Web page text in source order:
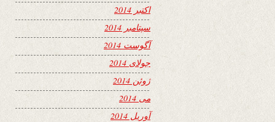
اکتبر 2014
سپتامبر 2014
آگوست 2014
جولای 2014
ژوئن 2014
می 2014
آوریل 2014